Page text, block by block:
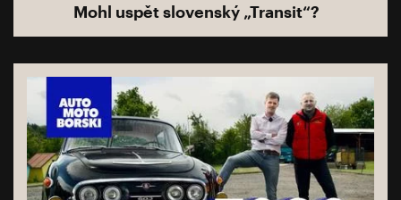
Mohl uspět slovenský „Transit“?